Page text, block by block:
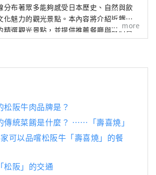
分布著眾多能夠感受日本歷史、自然與飲
化魅力的觀光景點。本內容將介紹近鐵沿
精選觀光景點，並提供推薦餐廳與飯店資
以及旅途中實用的小提醒，為您的近鐵線
more
松阪牛肉品牌是？
傳統菜餚是什麼？ ……「壽喜燒」
可以品嚐松阪牛「壽喜燒」的餐
松阪」的交通